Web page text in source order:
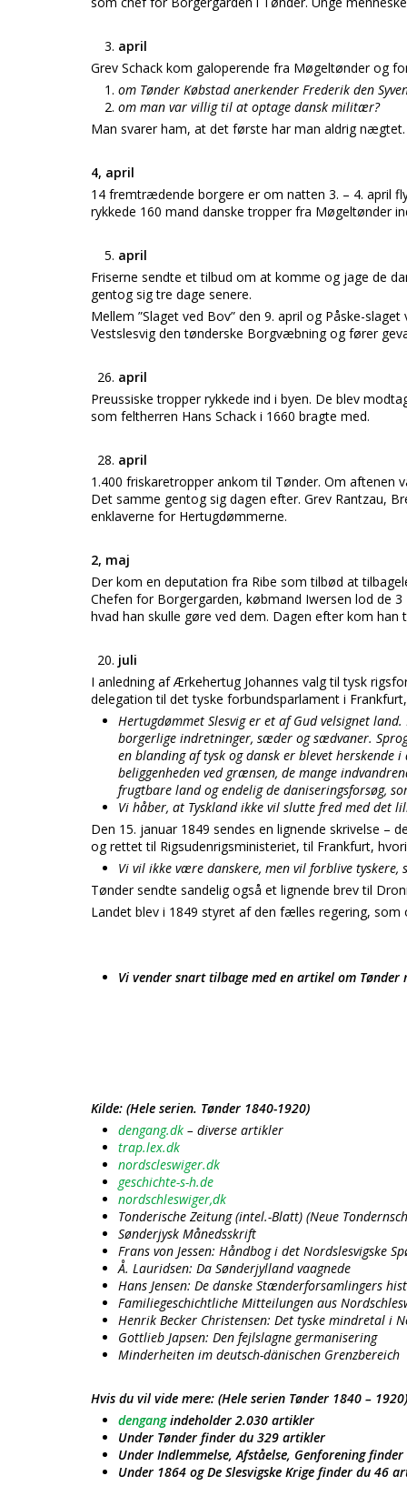
april
Grev Schack kom galoperende fra Møgeltønder og
om Tønder Købstad anerkender Frederik den
om man var villig til at optage dansk militær?
Man svarer ham, at det første har man aldrig
4, april
14 fremtrædende borgere er om natten 3. – 4. april
rykkede 160 mand danske tropper fra Møgeltønder
april
Friserne sendte et tilbud om at komme og jage de
gentog sig tre dage senere.
Mellem ”Slaget ved Bov” den 9. april og Påske-
Vestslesvig den tønderske Borgvæbning og fører
april
Preussiske tropper rykkede ind i byen. De blev
som feltherren Hans Schack i 1660 bragte med.
april
1.400 friskaretropper ankom til Tønder. Om aftenen
Det samme gentog sig dagen efter. Grev Rantzau,
enklaverne for Hertugdømmerne.
2, maj
Der kom en deputation fra Ribe som tilbød at
Chefen for Borgergarden, købmand Iwersen lod de
hvad han skulle gøre ved dem. Dagen efter kom
juli
I anledning af Ærkehertug Johannes valg til tysk
delegation til det tyske forbundsparlament i
Hertugdømmet Slesvig er et af Gud velsignet
borgerlige indretninger, sæder og sædvaner.
en blanding af tysk og dansk er blevet herskende
beliggenheden ved grænsen, de mange
frugtbare land og endelig de daniseringsforsøg,
Vi håber, at Tyskland ikke vil slutte fred med det
Den 15. januar 1849 sendes en lignende skrivelse –
og rettet til Rigsudenrigsministeriet, til Frankfurt,
Vi vil ikke være danskere, men vil forblive
Tønder sendte sandelig også et lignende brev til
Landet blev i 1849 styret af den fælles regering, som
Vi vender snart tilbage med en artikel om Tønder
Kilde: (Hele serien. Tønder 1840-1920)
dengang.dk – diverse artikler
trap.lex.dk
nordscleswiger.dk
geschichte-s-h.de
nordschleswiger,dk
Tonderische Zeitung (intel.-Blatt) (Neue
Sønderjysk Månedsskrift
Frans von Jessen: Håndbog i det Nordslesvigske
Å. Lauridsen: Da Sønderjylland vaagnede
Hans Jensen: De danske Stænderforsamlingers
Familiegeschichtliche Mitteilungen aus
Henrik Becker Christensen: Det tyske mindretal i
Gottlieb Japsen: Den fejlslagne germanisering
Minderheiten im deutsch-dänischen Grenzbereich
Hvis du vil vide mere: (Hele serien Tønder 1840 – 1920)
dengangindeholder 2.030 artikler
Under Tønder finder du 329 artikler
Under Indlemmelse, Afståelse, Genforening
Under 1864 og De Slesvigske Krige finder du 46